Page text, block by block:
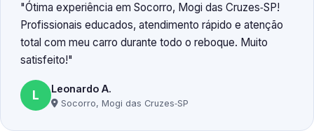
Ótima experiência em Socorro, Mogi das Cruzes‑SP!
Profissionais educados, atendimento rápido e atenção
total com meu carro durante todo o reboque. Muito
satisfeito!
L Leonardo A.
Socorro, Mogi das Cruzes‑SP